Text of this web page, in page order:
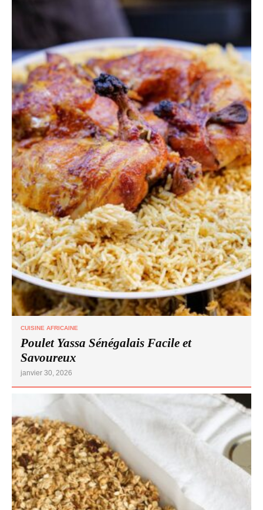
CUISINE AFRICAINE
Poulet Yassa Sénégalais Facile et
Savoureux
janvier 30, 2026